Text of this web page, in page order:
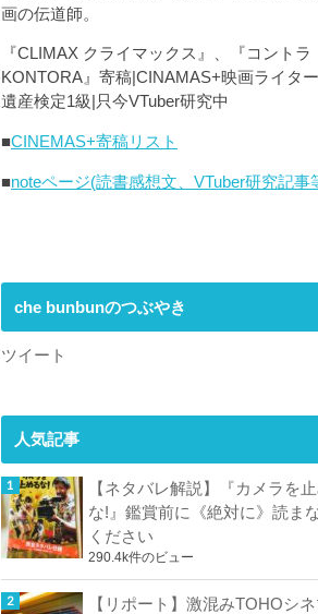
画の伝道師。
『CLIMAX クライマックス』、『コントラ
KONTORA』寄稿|CINAMAS+映画ライタ
遺産検定1級|只今VTuber研究中
■CINEMAS+寄稿リスト
■noteページ(読書感想文、VTuber研究記事
che bunbunのつぶやき
ツイート
人気記事
【ネタバレ解説】『カメラを
な!』鑑賞前に《絶対に》読ま
ください
290.4k件のビュー
【リポート】激混みTOHOシネ